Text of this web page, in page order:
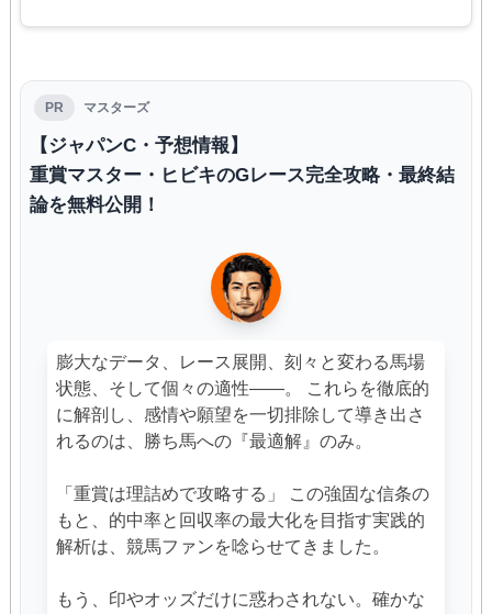
PR マスターズ
【ジャパンC・予想情報】
重賞マスター・ヒビキのGレース完全攻略・最終結
論を無料公開！
膨大なデータ、レース展開、刻々と変わる馬場
状態、そして個々の適性――。 これらを徹底的
に解剖し、感情や願望を一切排除して導き出さ
れるのは、勝ち馬への『最適解』のみ。
「重賞は理詰めで攻略する」 この強固な信条の
もと、的中率と回収率の最大化を目指す実践的
解析は、競馬ファンを唸らせてきました。
もう、印やオッズだけに惑わされない。確かな